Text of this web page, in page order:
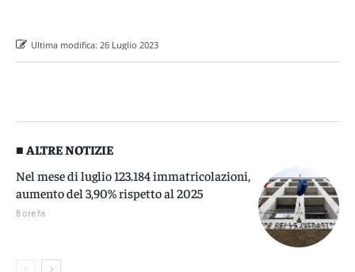
Ultima modifica: 26 Luglio 2023
■ ALTRE NOTIZIE
Nel mese di luglio 123.184 immatricolazioni,
aumento del 3,90% rispetto al 2025
8 ore fa